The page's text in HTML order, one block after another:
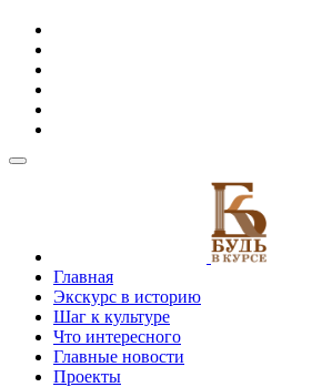
Главная
Экскурс в историю
Шаг к культуре
Что интересного
Главные новости
Проекты